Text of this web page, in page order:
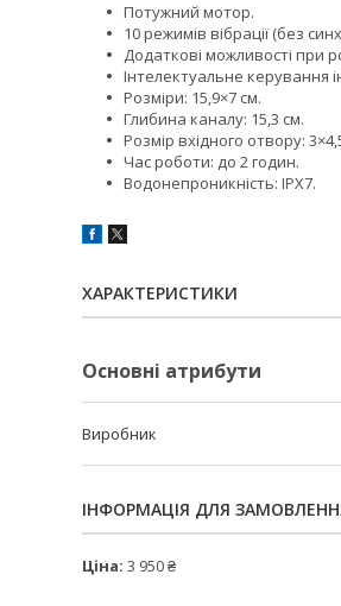
Потужний мотор.
10 режимів вібрації (без
Додаткові можливості при
Інтелектуальне керування
Розміри: 15,9×7 см.
Глибина каналу: 15,3 см.
Розмір вхідного отвору:
Час роботи: до 2 годин.
Водонепроникність: IPX7.
ХАРАКТЕРИСТИКИ
Основні атрибути
Виробник
ІНФОРМАЦІЯ ДЛЯ
Ціна: 3 950 ₴